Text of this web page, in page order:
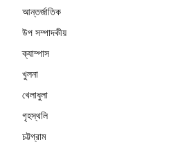
আন্তর্জাতিক
উপ সম্পাদকীয়
ক্যাম্পাস
খুলনা
খেলাধুলা
গৃহস্থলি
চট্টগ্রাম